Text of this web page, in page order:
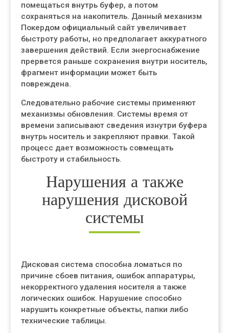
помещаться внутрь буфер, а потом
сохраняться на накопитель. Данный механизм
Покердом официальный сайт увеличивает
быстроту работы, но предполагает аккуратного
завершения действий. Если энергоснабжение
прервется раньше сохранения внутри носитель,
фрагмент информации может быть
повреждена.
Следовательно рабочие системы применяют
механизмы обновления. Системы время от
времени записывают сведения изнутри буфера
внутрь носитель и закрепляют правки. Такой
процесс дает возможность совмещать
быстроту и стабильность.
Нарушения а также
нарушения дисковой
системы
Дисковая система способна ломаться по
причине сбоев питания, ошибок аппаратуры,
некорректного удаления носителя а также
логических ошибок. Нарушение способно
нарушить конкретные объекты, папки либо
технические таблицы.